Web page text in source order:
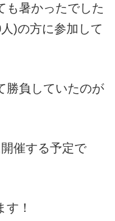
も暑かったでした
)の方に参加して
勝負していたのが
催する予定で
！